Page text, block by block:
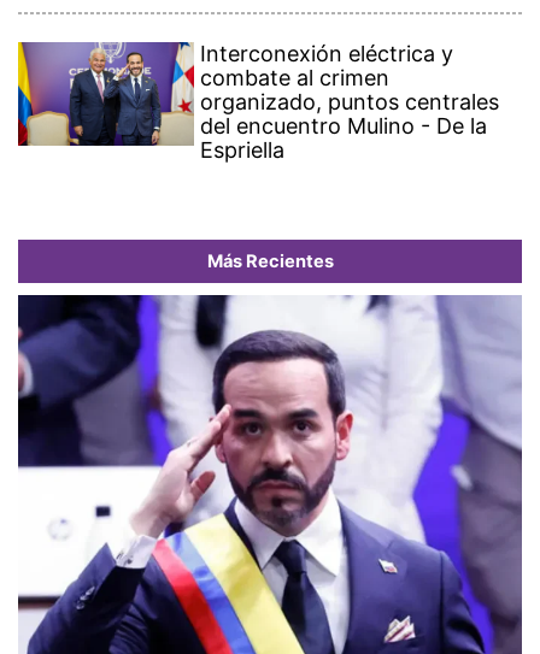
Interconexión eléctrica y
combate al crimen
organizado, puntos centrales
del encuentro Mulino - De la
Espriella
Más Recientes